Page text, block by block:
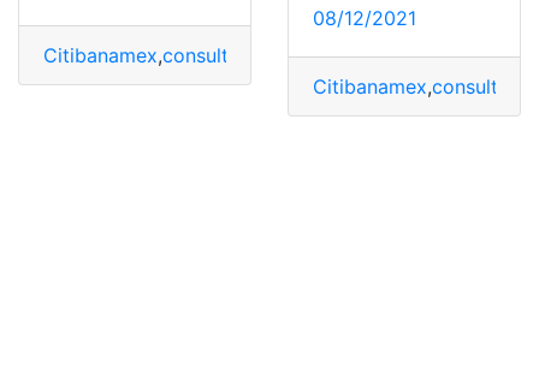
Citibanamex,consulta Consulta Online,estado de
08/12/2021
Citibanamex,consulta